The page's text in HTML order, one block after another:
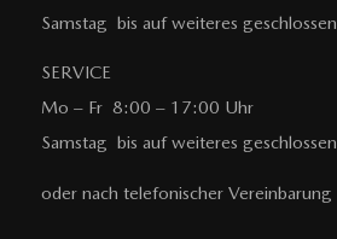
Samstag bis auf weiteres geschlossen
SERVICE
Mo – Fr 8:00 – 17:00 Uhr
Samstag bis auf weiteres geschlossen
oder nach telefonischer Vereinbarung